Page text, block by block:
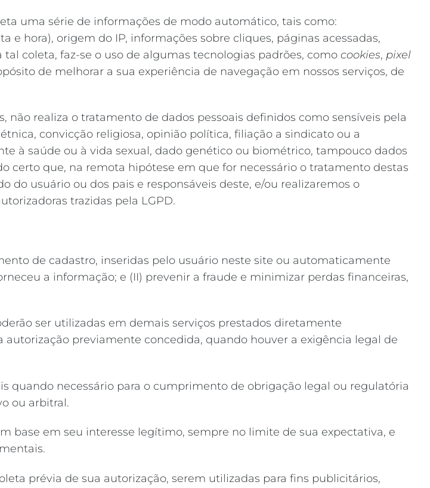
uma série de informações de modo automático, tais como:
e hora), origem do IP, informações sobre cliques, páginas acessadas,
coleta, faz-se o uso de algumas tecnologias padrões, como cookies, pixel
de melhorar a sua experiência de navegação em nossos serviços, de
não realiza o tratamento de dados pessoais definidos como sensíveis pela
convicção religiosa, opinião política, filiação a sindicato ou a
à saúde ou à vida sexual, dado genético ou biométrico, tampouco dados
certo que, na remota hipótese em que for necessário o tratamento destas
usuário ou dos pais e responsáveis deste, e/ou realizaremos o
trazidas pela LGPD.
de cadastro, inseridas pelo usuário neste site ou automaticamente
a informação; e (II) prevenir a fraude e minimizar perdas financeiras,
ser utilizadas em demais serviços prestados diretamente
autorização previamente concedida, quando houver a exigência legal de
quando necessário para o cumprimento de obrigação legal ou regulatória
ou arbitral.
base em seu interesse legítimo, sempre no limite de sua expectativa, e
prévia de sua autorização, serem utilizadas para fins publicitários,